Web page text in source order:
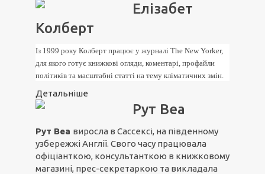
Елізабет
Колберт
Із 1999 року Колберт працює у журналі The New Yorker,
для якого готує книжкові огляди, коментарі, профайли
політиків та масштабні статті на тему кліматичних змін.
Детальніше
Рут Веа
Рут Веа виросла в Сассексі, на південному
узбережжі Англії. Свого часу працювала
офіціанткою, консультанткою в книжковому
магазині, прес-секретаркою та викладала